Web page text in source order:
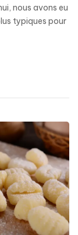
nous avons eu
typiques pour